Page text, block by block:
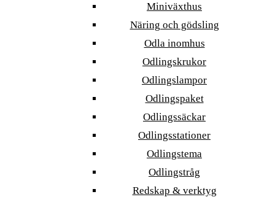
Miniväxthus
Näring och gödsling
Odla inomhus
Odlingskrukor
Odlingslampor
Odlingspaket
Odlingssäckar
Odlingsstationer
Odlingstema
Odlingstråg
Redskap & verktyg